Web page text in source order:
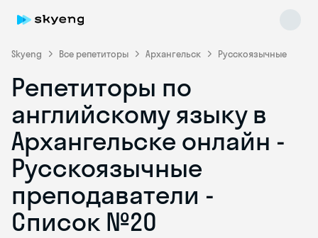
Skyeng Все репетиторы Архангельск Русскоязычные
Репетиторы по
английскому языку в
Архангельске онлайн -
Русскоязычные
преподаватели -
Список №20
online